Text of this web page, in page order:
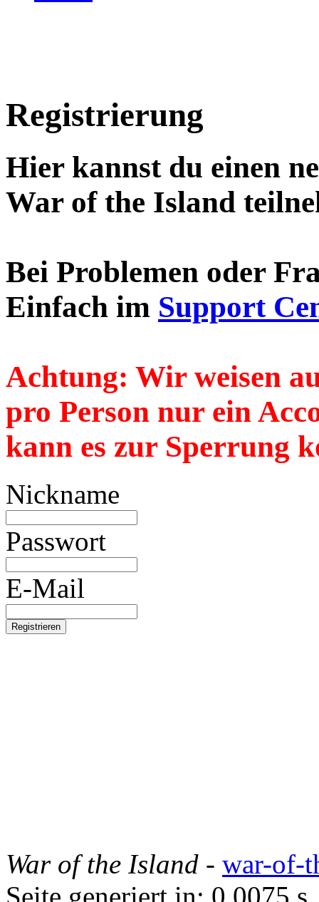
Registrierung
Hier kannst du einen
War of the Island
Bei Problemen oder
Einfach im Support
Achtung: Wir weisen
pro Person nur ein
kann es zur Sperrung
Nickname
Passwort
E-Mail
War of the Island - war-of-
Seite generiert in: 0.0075 s